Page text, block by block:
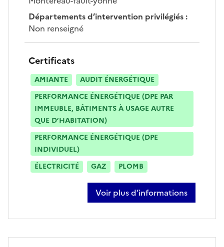
Départements d’intervention privilégiés:
Non renseigné
Certificats
AMIANTE
AUDIT ÉNERGÉTIQUE
PERFORMANCE ÉNERGÉTIQUE (DPE PAR
IMMEUBLE, BÂTIMENTS À USAGE AUTRE
QUE D’HABITATION)
PERFORMANCE ÉNERGÉTIQUE (DPE
INDIVIDUEL)
ÉLECTRICITÉ
GAZ PLOMB
Voir plus d’informations
sur guillaume vallon